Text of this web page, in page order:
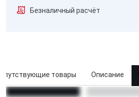
Безналичный расчёт
товары Описание